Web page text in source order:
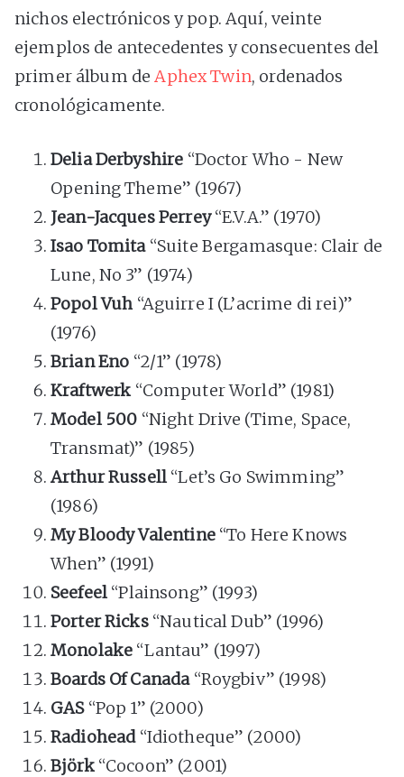
nichos electrónicos y pop. Aquí, veinte
ejemplos de antecedentes y consecuentes del
primer álbum deAphex Twin, ordenados
cronológicamente.
Delia Derbyshire “Doctor Who - New
Opening Theme” (1967)
Jean-Jacques Perrey“E.V.A.” (1970)
Isao Tomita“Suite Bergamasque: Clair de
Lune, No 3” (1974)
Popol Vuh “Aguirre I (L’acrime di rei)”
(1976)
Brian Eno “2/1” (1978)
Kraftwerk“Computer World” (1981)
Model 500 “Night Drive (Time, Space,
Transmat)” (1985)
Arthur Russell “Let’s Go Swimming”
(1986)
My Bloody Valentine“To Here Knows
When” (1991)
Seefeel “Plainsong” (1993)
Porter Ricks“Nautical Dub” (1996)
Monolake “Lantau” (1997)
Boards Of Canada“Roygbiv” (1998)
GAS“Pop 1” (2000)
Radiohead“Idiotheque” (2000)
Björk“Cocoon” (2001)